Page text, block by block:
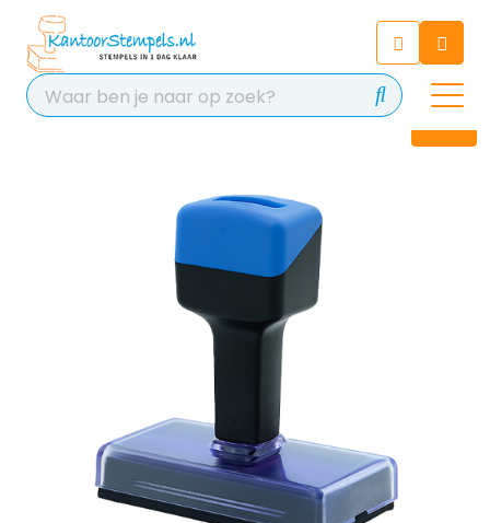
Chat 24/7 met onze chatbot
voor hulp
Contact